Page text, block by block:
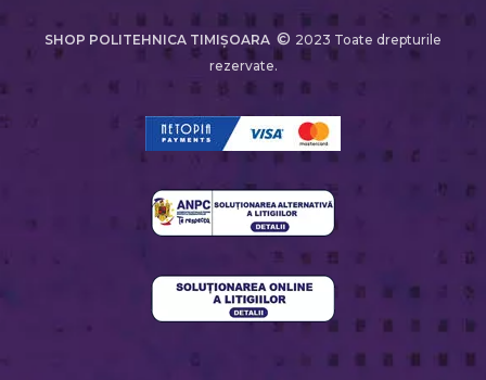
SHOP POLITEHNICA TIMIŞOARA © 2023 Toate drepturile
rezervate.